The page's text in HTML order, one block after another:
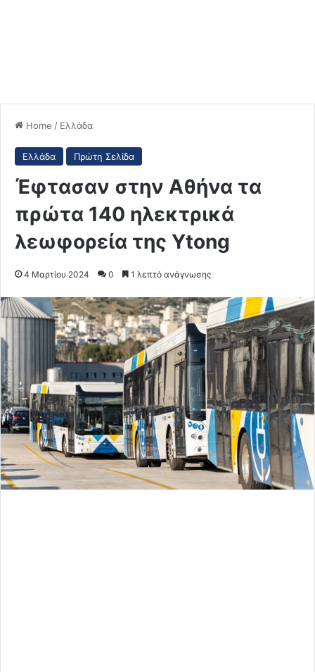
Home / Ελλάδα
Ελλάδα Πρώτη Σελίδα
Έφτασαν στην Αθήνα τα
πρώτα 140 ηλεκτρικά
λεωφορεία της Ytong
4 Μαρτίου 2024 0 1 λεπτό ανάγνωσης